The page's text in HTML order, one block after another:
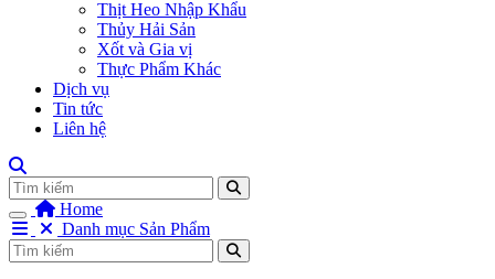
Thịt Heo Nhập Khẩu
Thủy Hải Sản
Xốt và Gia vị
Thực Phẩm Khác
Dịch vụ
Tin tức
Liên hệ
Home
Danh mục Sản Phẩm